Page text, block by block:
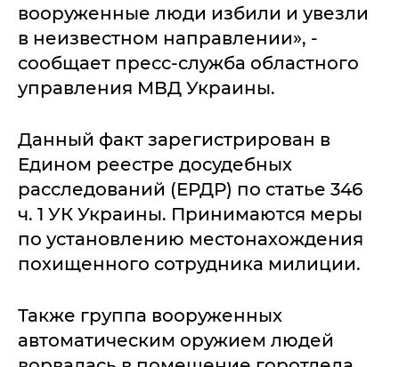
вооруженные люди избили и увезли
в неизвестном направлении», -
сообщает пресс-служба областного
управления МВД Украины.
Данный факт зарегистрирован в
Едином реестре досудебных
расследований (ЕРДР) по статье 346
ч. 1 УК Украины. Принимаются меры
по установлению местонахождения
похищенного сотрудника милиции.
Также группа вооруженных
автоматическим оружием людей